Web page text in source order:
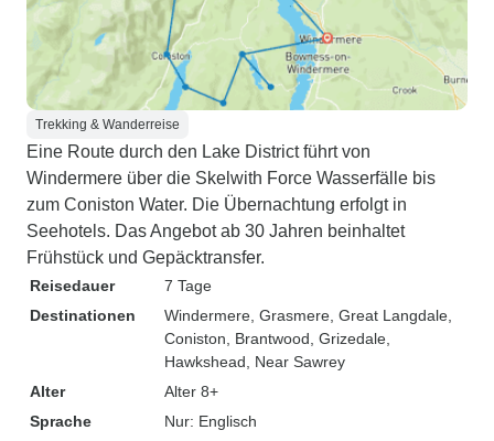
Trekking & Wanderreise
Eine Route durch den Lake District führt von
Windermere über die Skelwith Force Wasserfälle bis
zum Coniston Water. Die Übernachtung erfolgt in
Seehotels. Das Angebot ab 30 Jahren beinhaltet
Frühstück und Gepäcktransfer.
Reisedauer
7 Tage
Destinationen
Windermere , Grasmere , Great Langdale
Coniston , Brantwood , Grizedale
Hawkshead , Near Sawrey
Alter
Alter 8+
Sprache
Nur: Englisch